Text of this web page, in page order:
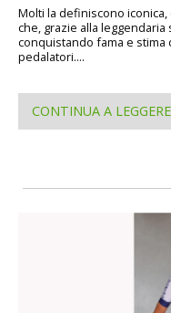
Molti la definiscono iconica,
che, grazie alla
conquistando fama e stima
pedalatori....
CONTINUA A LEGGERE